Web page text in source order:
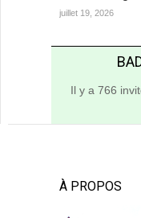
juillet 19, 2026
Il y a 766
À PROPOS